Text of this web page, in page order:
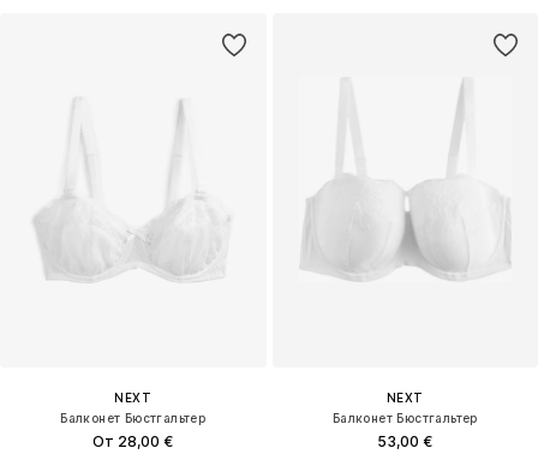
NEXT
Балконет Бюстгальтер
От 28,00 €
NEXT
Балконет Бюстгальтер
53,00 €